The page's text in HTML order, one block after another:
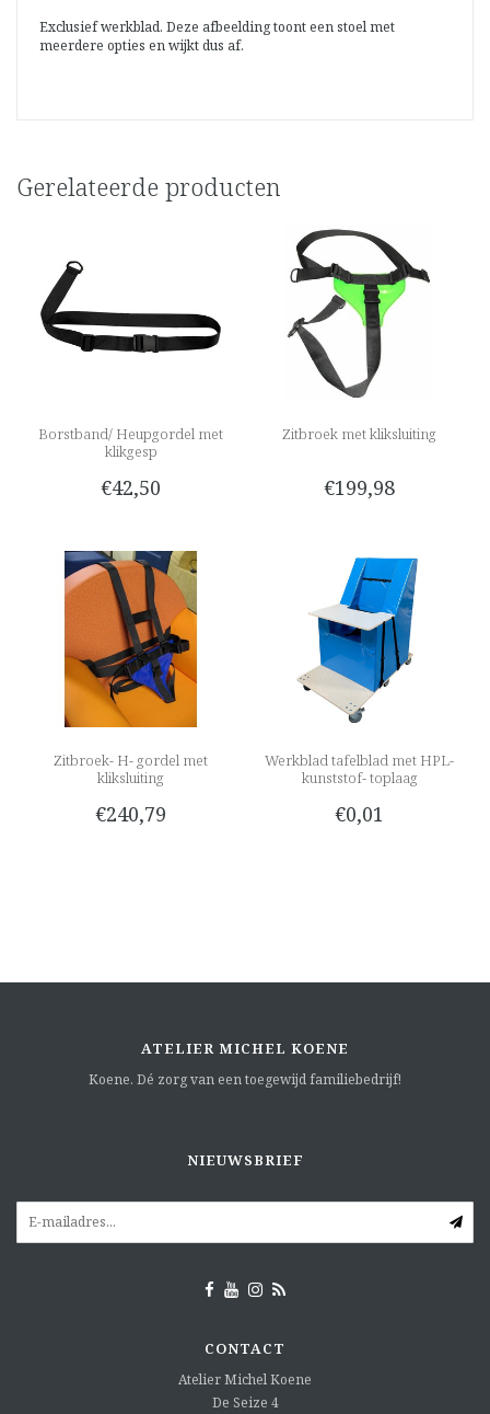
Exclusief werkblad. Deze afbeelding toont een stoel met
meerdere opties en wijkt dus af.
Gerelateerde producten
Borstband/ Heupgordel met
klikgesp
€42,50
Zitbroek met kliksluiting
€199,98
Zitbroek- H- gordel met
kliksluiting
€240,79
Werkblad tafelblad met HPL-
kunststof- toplaag
€0,01
ATELIER MICHEL KOENE
Koene. Dé zorg van een toegewijd familiebedrijf!
NIEUWSBRIEF
CONTACT
Atelier Michel Koene
De Seize 4